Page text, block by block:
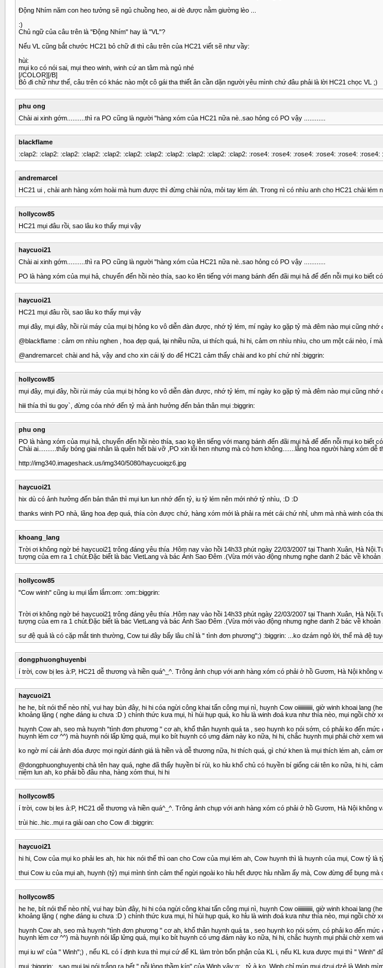
Động Nhím năm con heo tưởng sẽ ngủ chuồng heo, ai dè được nằm giường lèo ...
:)
Chủ ngữ của câu trên là "Động Nhím" hay là "VL"?
Nếu VL cũng bắt chước HC21 bỏ chữ đi thì câu trên của HC21 viết sẽ như vầy:
hùi:
mụi ko có nói sai, mụi theo winh, winh cứ an tâm mà ngủ nhé
[/COLOR][/B]
Bỏ đi chữ như thế, câu trên có khác nào một cô gái tha thiết ân cần dặn người yêu mình chứ đâu phải là lời HC21 chọc VL ;)
phu ong
Chài ai xinh gớm..........thì ra PO cũng là người "hàng xóm của HC21 nữa nè..sao hỏng có PO vậy ............
blackflame
:clap2: :clap2: :clap2: :clap2: :clap2: :clap2: :clap2: :clap2: :clap2: :clap2: :clap2: :rose4: :rose4: :rose4: :rose4: :rose4: :rose4:
andremarcel
HC21 ui , chài anh hàng xóm hoài mà hum được thì đừng chài nửa, mỏi tay lém áh. Trong nì có nhìu anh cho HC21 chài lém
hollycow85
HC21 mụi đâu rồi, sao lâu ko thấy mụi vậy
haycuoi21
Chài ai xinh gớm..........thì ra PO cũng là người "hàng xóm của HC21 nữa nè..sao hỏng có PO vậy ............
PO là hàng xóm của mụi hả, chuyển đến hồi nèo thía, sao ko lên tiếng với mang bánh đến đãi mụi hả để đến nỗi mụi ko biết
haycuoi21
HC21 mụi đâu rồi, sao lâu ko thấy mụi vậy
mụi đây, mụi đây, hồi rùi máy của mụi bị hỏng ko vô diễn đàn được, nhớ tỷ lém, mí ngày ko gặp tỷ mà đêm nào mụi cũng
@blackflame : cảm ơn nhìu nghen , hoa đẹp quá, lại nhiều nữa, ui thích quá, hi hi, cảm ơn nhìu nhìu, cho um một cái nèo, í
@andremarcel: chài and hả, vậy and cho xin cái lý do để HC21 cảm thấy chài and ko phí chứ nhỉ :biggrin:
hollycow85
mụi đây, mụi đây, hồi rùi máy của mụi bị hỏng ko vô diễn đàn được, nhớ tỷ lém, mí ngày ko gặp tỷ mà đêm nào mụi cũng
hiii thía thì tiu goy`, đừng cóa nhớ đến tỷ mà ảnh hưởng đến bản thân mụi :biggrin:
phu ong
PO là hàng xóm của mụi hả, chuyển đến hồi nèo thía, sao ko lên tiếng với mang bánh đến đãi mụi hả để đến nỗi mụi ko biết
Chài ai..........thấy bóng giai nhân là quên hết bài vỡ ,PO xin lỗi hen nhưng mà có hơn không.......lẳng hoa người hàng xóm dễ
http://img340.imageshack.us/img340/5080/haycuoiqz6.jpg
haycuoi21
hix dù có ảnh hưởng đến bản thân thì mụi lun lun nhớ đến tỷ, iu tỷ lém nên mới nhớ tỷ nhìu, :D :D
thanks winh PO nhà, lãng hoa đẹp quá, thía còn được chứ, hàng xóm mới là phải ra mét cái chứ nhỉ, uhm mà nhà winh cóa
khoang_lang
Trời ơi không ngờ bé haycuoi21 trông đáng yêu thía .Hôm nay vào hồi 14h33 phút ngày 22/03/2007 tại Thanh Xuân, Hà
tượng của em ra 1 chút.Đặc biết là bác VietLang và bác Ánh Sao Đêm .(Vừa mới vào động nhưng nghe danh 2 bác về khoản
hollycow85
"Cow winh" cũng iu mụi lắm lắm:om: :om::biggrin:
Trời ơi không ngờ bé haycuoi21 trông đáng yêu thía .Hôm nay vào hồi 14h33 phút ngày 22/03/2007 tại Thanh Xuân, Hà
tượng của em ra 1 chút.Đặc biết là bác VietLang và bác Ánh Sao Đêm .(Vừa mới vào động nhưng nghe danh 2 bác về khoản
sư đệ quả là có cặp mắt tinh thường, Cow tui đây bấy lâu chỉ là " tình đơn phương";) :biggrin: ...ko dzám ngỏ lời, thế mà đệ
dongphuonghuyenbi
í trời, cow bị les à:P, HC21 dễ thương và hiền quá^_^. Trông ảnh chụp với anh hàng xóm có phải ở hồ Gươm, Hà Nội không
haycuoi21
he he, bít nói thế nèo nhỉ, vui hay bùn đây, hi hi cóa ngừi công khai tấn công mụi nì, huynh Cow oiiiiiiiiiiii, giờ winh khoai
khoảng lặng ( nghe đáng iu chưa :D ) chính thức kưa mụi, hì hùi hụp quá, ko hỉu là winh đoá kưa như thía nèo, mụi ngồi chờ
huynh Cow ah, seo mà huynh "tình đơn phương " cơ ah, khổ thân huynh quá ta , seo huynh ko nói sớm, có phải ko đến
huynh lém cơ ^^) mà huynh nói lấp lửng quá, mụi ko bít huynh có ưng đám này ko nữa, hi hi, chắc huynh mụi phải chờ xem
ko ngờ mí cái ảnh đóa được mọi ngừi đánh giá là hiền và dễ thương nữa, hi thích quá, gì chứ khen là mụi thích lém ah, cảm
@dongphuonghuyenbi chà tên hay quá, nghe đã thấy huyền bí rùi, ko hỉu khổ chủ có huyền bí giống cái tên ko nữa, hi hi,
niệm lun ah, ko phải bồ đâu nha, hàng xóm thui, hi hi
hollycow85
í trời, cow bị les à:P, HC21 dễ thương và hiền quá^_^. Trông ảnh chụp với anh hàng xóm có phải ở hồ Gươm, Hà Nội không
trùi hic..hic..mụi ra giải oan cho Cow đi :biggrin:
haycuoi21
hi hi, Cow của mụi ko phải les ah, hix hix nói thế thì oan cho Cow của mụi lém ah, Cow huynh thì là huynh của mụi, Cow tỷ
thui Cow iu của mụi ah, huynh (tỷ) mụi mình tình cảm thế ngừi ngoài ko hỉu hết được hỉu nhầm ấy mà, Cow đừng để bụng mà
hollycow85
he he, bít nói thế nèo nhỉ, vui hay bùn đây, hi hi cóa ngừi công khai tấn công mụi nì, huynh Cow oiiiiiiiiiiii, giờ winh khoai
khoảng lặng ( nghe đáng iu chưa :D ) chính thức kưa mụi, hì hùi hụp quá, ko hỉu là winh đoá kưa như thía nèo, mụi ngồi chờ
huynh Cow ah, seo mà huynh "tình đơn phương " cơ ah, khổ thân huynh quá ta , seo huynh ko nói sớm, có phải ko đến
huynh lém cơ ^^) mà huynh nói lấp lửng quá, mụi ko bít huynh có ưng đám này ko nữa, hi hi, chắc huynh mụi phải chờ xem
mụi iu wi' của " Winh";) , nếu KL có í định kưa thì mụi cứ để KL làm tròn bổn phận của KL i, nếu KL kưa được mụi thì "
mụi :biggrin: , sao mụi lại nói trắng ra hết " nỗi lòng thầm kín" của Winh vậy:g: , tỷ à ko, Winh chỉ mún mụi dzui dzẻ là Winh